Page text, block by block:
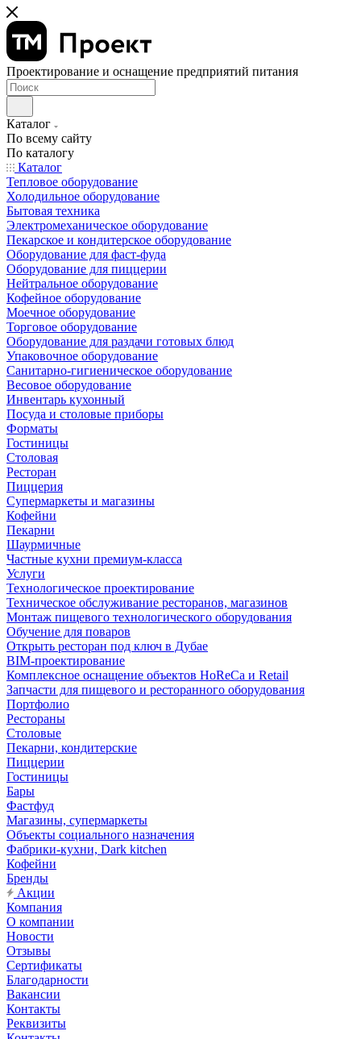
Проектирование и оснащение предприятий питания
Каталог
По всему сайту
По каталогу
Каталог
Тепловое оборудование
Холодильное оборудование
Бытовая техника
Электромеханическое оборудование
Пекарское и кондитерское оборудование
Оборудование для фаст-фуда
Оборудование для пиццерии
Нейтральное оборудование
Кофейное оборудование
Моечное оборудование
Торговое оборудование
Оборудование для раздачи готовых блюд
Упаковочное оборудование
Санитарно-гигиеническое оборудование
Весовое оборудование
Инвентарь кухонный
Посуда и столовые приборы
Форматы
Гостиницы
Столовая
Ресторан
Пиццерия
Супермаркеты и магазины
Кофейни
Пекарни
Шаурмичные
Частные кухни премиум-класса
Услуги
Технологическое проектирование
Техническое обслуживание ресторанов, магазинов
Монтаж пищевого технологического оборудования
Обучение для поваров
Открыть ресторан под ключ в Дубае
BIM-проектирование
Комплексное оснащение объектов HoReCa и Retail
Запчасти для пищевого и ресторанного оборудования
Портфолио
Рестораны
Столовые
Пекарни, кондитерские
Пиццерии
Гостиницы
Бары
Фастфуд
Магазины, супермаркеты
Объекты социального назначения
Фабрики-кухни, Dark kitchen
Кофейни
Бренды
Акции
Компания
О компании
Новости
Отзывы
Сертификаты
Благодарности
Вакансии
Контакты
Реквизиты